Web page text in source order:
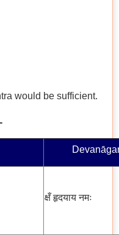
would be sufficient.
-
क्षँ हृदयाय नमः